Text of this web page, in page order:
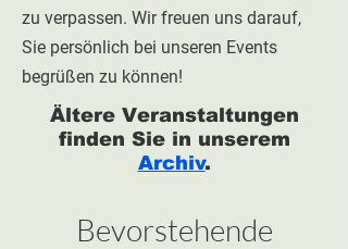
zu verpassen. Wir freuen uns darauf,
Sie persönlich bei unseren Events
begrüßen zu können!
Ältere Veranstaltungen
finden Sie in unserem
Archiv.
Bevorstehende